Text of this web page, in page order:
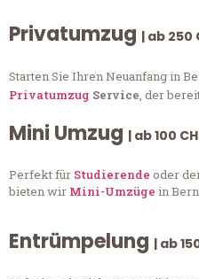
Privatumzug | ab 250
Starten Sie Ihren Neuanfang in
Privatumzug Service, der
Mini Umzug | ab 100
Perfekt für Studierende oder
bieten wir Mini-Umzüge in
Entrümpelung | ab